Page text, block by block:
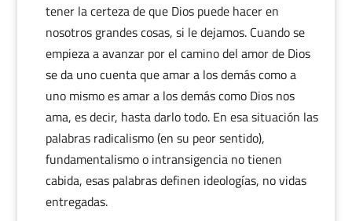
tener la certeza de que Dios puede hacer en
nosotros grandes cosas, si le dejamos. Cuando se
empieza a avanzar por el camino del amor de Dios
se da uno cuenta que amar a los demás como a
uno mismo es amar a los demás como Dios nos
ama, es decir, hasta darlo todo. En esa situación las
palabras radicalismo (en su peor sentido),
fundamentalismo o intransigencia no tienen
cabida, esas palabras definen ideologías, no vidas
entregadas.